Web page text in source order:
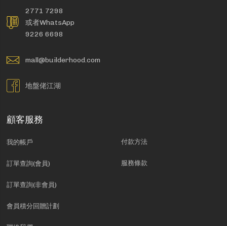
2771 7298
或者WhatsApp
9226 6698
mall@builderhood.com
地盤佬江湖
顧客服務
我的帳戶
訂單查詢(會員)
訂單查詢(非會員)
會員積分回贈計劃
付款方法
服務條款